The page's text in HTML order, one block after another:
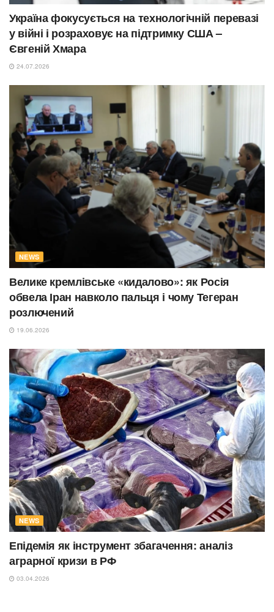
Україна фокусується на технологічній перевазі
у війні і розраховує на підтримку США –
Євгеній Хмара
24.07.2026
NEWS
Велике кремлівське «кидалово»: як Росія
обвела Іран навколо пальця і чому Тегеран
розлючений
19.06.2026
NEWS
Епідемія як інструмент збагачення: аналіз
аграрної кризи в РФ
03.04.2026